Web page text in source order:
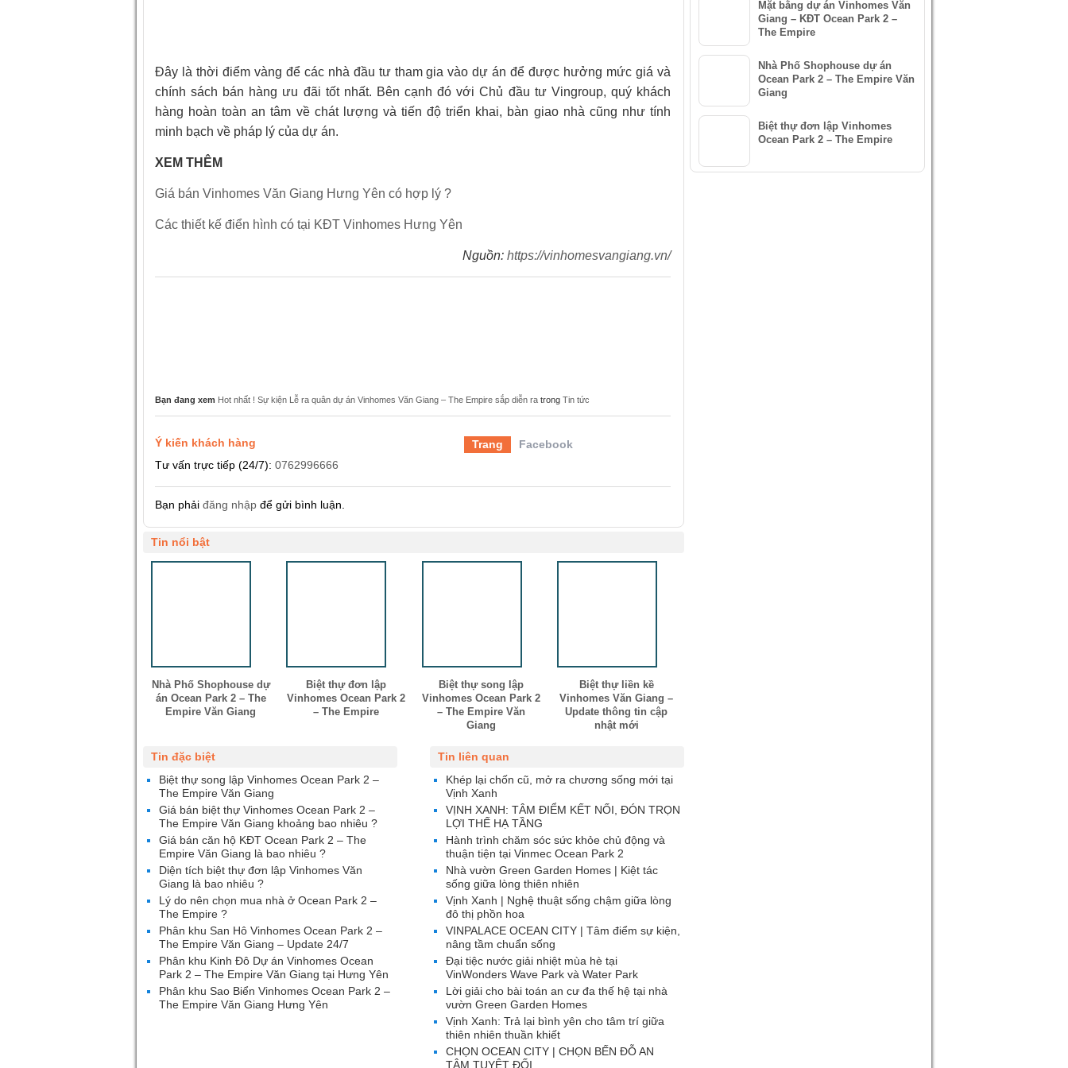
Đây là thời điểm vàng để các nhà đầu tư tham gia vào dự án để được hưởng mức giá và
chính sách bán hàng ưu đãi tốt nhất. Bên cạnh đó với Chủ đầu tư Vingroup, quý khách
hàng hoàn toàn an tâm về chát lượng và tiến độ triển khai, bàn giao nhà cũng như tính
minh bạch về pháp lý của dự án.
XEM THÊM
Giá bán Vinhomes Văn Giang Hưng Yên có hợp lý ?
Các thiết kế điển hình có tại KĐT Vinhomes Hưng Yên
Nguồn: https://vinhomesvangiang.vn/
Bạn đang xem Hot nhất ! Sự kiện Lễ ra quân dự án Vinhomes Văn Giang – The Empire sắp diễn ra trong Tin tức
Ý kiến khách hàng Trang
Facebook
Tư vấn trực tiếp (24/7): 0762996666
Bạn phải đăng nhập để gửi bình luận.
Tin nổi bật
Nhà Phố Shophouse dự
án Ocean Park 2 – The
Empire Văn Giang
Biệt thự đơn lập
Vinhomes Ocean Park 2
– The Empire
Biệt thự song lập
Vinhomes Ocean Park 2
– The Empire Văn
Giang
Biệt thự liền kề
Vinhomes Văn Giang –
Update thông tin cập
nhật mới
Tin liên quan
Khép lại chốn cũ, mở ra chương sống mới tại
Vịnh Xanh
VỊNH XANH: TÂM ĐIỂM KẾT NỐI, ĐÓN TRỌN
LỢI THẾ HẠ TẦNG
Hành trình chăm sóc sức khỏe chủ động và
thuận tiện tại Vinmec Ocean Park 2
Nhà vườn Green Garden Homes | Kiệt tác
sống giữa lòng thiên nhiên
Vịnh Xanh | Nghệ thuật sống chậm giữa lòng
đô thị phồn hoa
VINPALACE OCEAN CITY | Tâm điểm sự kiện,
nâng tầm chuẩn sống
Đại tiệc nước giải nhiệt mùa hè tại
VinWonders Wave Park và Water Park
Lời giải cho bài toán an cư đa thế hệ tại nhà
vườn Green Garden Homes
Vịnh Xanh: Trả lại bình yên cho tâm trí giữa
thiên nhiên thuần khiết
CHỌN OCEAN CITY | CHỌN BẾN ĐỖ AN
TÂM TUYỆT ĐỐI
Tin đặc biệt
Biệt thự song lập Vinhomes Ocean Park 2 –
The Empire Văn Giang
Giá bán biệt thự Vinhomes Ocean Park 2 –
The Empire Văn Giang khoảng bao nhiêu ?
Giá bán căn hộ KĐT Ocean Park 2 – The
Empire Văn Giang là bao nhiêu ?
Diện tích biệt thự đơn lập Vinhomes Văn
Giang là bao nhiêu ?
Lý do nên chọn mua nhà ở Ocean Park 2 –
The Empire ?
Phân khu San Hô Vinhomes Ocean Park 2 –
The Empire Văn Giang – Update 24/7
Phân khu Kinh Đô Dự án Vinhomes Ocean
Park 2 – The Empire Văn Giang tại Hưng Yên
Phân khu Sao Biển Vinhomes Ocean Park 2 –
The Empire Văn Giang Hưng Yên
Mặt bằng dự án Vinhomes Văn
Giang – KĐT Ocean Park 2 –
The Empire
Nhà Phố Shophouse dự án
Ocean Park 2 – The Empire Văn
Giang
Biệt thự đơn lập Vinhomes
Ocean Park 2 – The Empire